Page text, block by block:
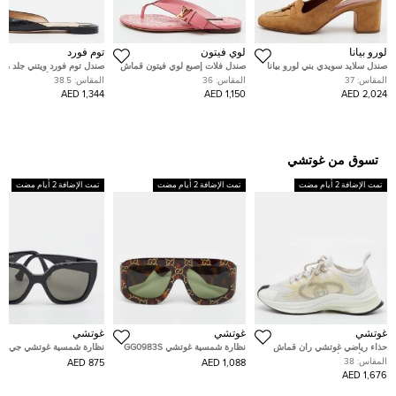
لورو بيانا
صندل سلايد سويدي بني لورو بيانا
مزين دلايات مقاس 37
المقاس: 37
2,024 AED
لوي فيتون
صندل فلات إصبع لوي فيتون قماش
كريمي مقاس 38
المقاس: 36
1,150 AED
توم فورد
صندل توم فورد ويتني جلد
بنقشة السحلية أسود
38.5
المقاس: 38.5
1,344 AED
تسوق من غوتشي
تمت الإضافة 2 أيام مضت
غوتشي
حذاء رياضي غوتشي ران قماش
محبوك أبيض/أزرق بعنق منخفض
مقاس 38.5
المقاس: 38
1,676 AED
تمت الإضافة 2 أيام مضت
غوتشي
نظارة شمسية غوتشي GG0983S
بحماية بنية بلون صدفة السلحفاة
1,088 AED
تمت الإضافة 2 أيام مضت
غوتشي
نظارة شمسية غوتشي جي
جي1300إس سوداء بفراشة
875 AED